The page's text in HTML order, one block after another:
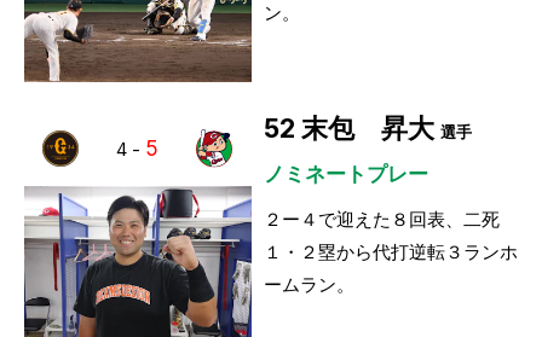
ン。
4 - 5
52 末包 昇大 選手
ノミネートプレー
２ー４で迎えた８回表、二死
１・２塁から代打逆転３ランホ
ームラン。